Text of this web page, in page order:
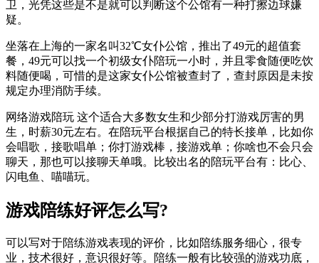
卫，光凭这些是不是就可以判断这个公馆有一种打擦边球嫌
疑。
坐落在上海的一家名叫32℃女仆公馆，推出了49元的超值套
餐，49元可以找一个初级女仆陪玩一小时，并且零食随便吃饮
料随便喝，可惜的是这家女仆公馆被查封了，查封原因是未按
规定办理消防手续。
网络游戏陪玩 这个适合大多数女生和少部分打游戏厉害的男
生，时薪30元左右。在陪玩平台根据自己的特长接单，比如你
会唱歌，接歌唱单；你打游戏棒，接游戏单；你啥也不会只会
聊天，那也可以接聊天单哦。比较出名的陪玩平台有：比心、
闪电鱼、喵喵玩。
游戏陪练好评怎么写?
可以写对于陪练游戏表现的评价，比如陪练服务细心，很专
业，技术很好，意识很好等。陪练一般有比较强的游戏功底，